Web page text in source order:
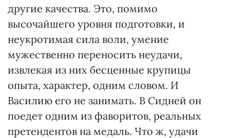
другие качества. Это, помимо
высочайшего уровня подготовки, и
неукротимая сила воли, умение
мужественно переносить неудачи,
извлекая из них бесценные крупицы
опыта, характер, одним словом. И
Василию его не занимать. В Сидней он
поедет одним из фаворитов, реальных
претендентов на медаль. Что ж, удачи